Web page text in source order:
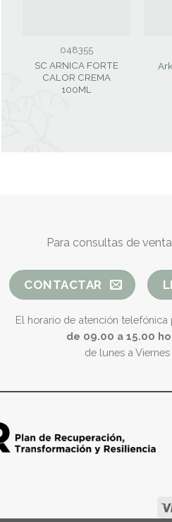
048355
SC ARNICA FORTE
CALOR CREMA
100ML
Para consultas de
CONTACTAR
El horario de atención telefónica
de 09.00 a 15.00
de lunes a Viernes